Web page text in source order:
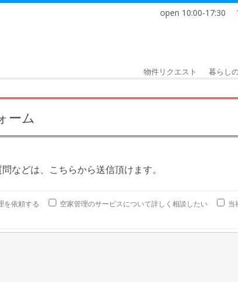
open 10:00-17:30
物件リクエスト 暮らし
ーム
などは、こちらから送信頂けます。
を依頼する 空家管理のサービスについて詳しく相談したい
当